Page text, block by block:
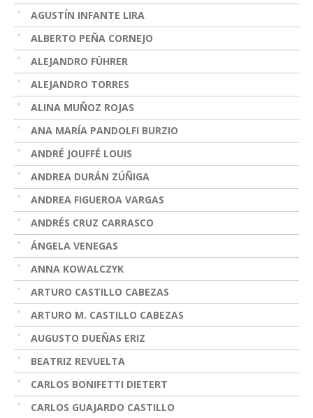
AGUSTÍN INFANTE LIRA
ALBERTO PEÑA CORNEJO
ALEJANDRO FÜHRER
ALEJANDRO TORRES
ALINA MUÑOZ ROJAS
ANA MARÍA PANDOLFI BURZIO
ANDRÉ JOUFFÉ LOUIS
ANDREA DURÁN ZÚÑIGA
ANDREA FIGUEROA VARGAS
ANDRÉS CRUZ CARRASCO
ÁNGELA VENEGAS
ANNA KOWALCZYK
ARTURO CASTILLO CABEZAS
ARTURO M. CASTILLO CABEZAS
AUGUSTO DUEÑAS ERIZ
BEATRIZ REVUELTA
CARLOS BONIFETTI DIETERT
CARLOS GUAJARDO CASTILLO